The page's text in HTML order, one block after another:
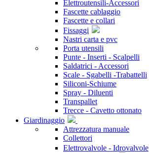
Elettroutensili-Accessori
Fascette cablaggio
Fascette e collari
Fissaggi
Nastri carta e pvc
Porta utensili
Punte - Inserti - Scalpelli
Saldatrici - Accessori
Scale - Sgabelli -Trabattelli
Siliconi-Schiume
Spray - Diluenti
Transpallet
Trecce - Cavetto ottonato
Giardinaggio
Attrezzatura manuale
Collettori
Elettrovalvole - Idrovalvole